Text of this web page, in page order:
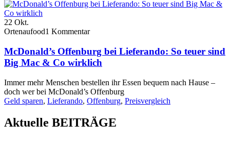
22 Okt.
Ortenaufood1 Kommentar
McDonald’s Offenburg bei Lieferando: So teuer sind
Big Mac & Co wirklich
Immer mehr Menschen bestellen ihr Essen bequem nach Hause –
doch wer bei McDonald’s Offenburg
Geld sparen, Lieferando, Offenburg, Preisvergleich
Aktuelle BEITRÄGE